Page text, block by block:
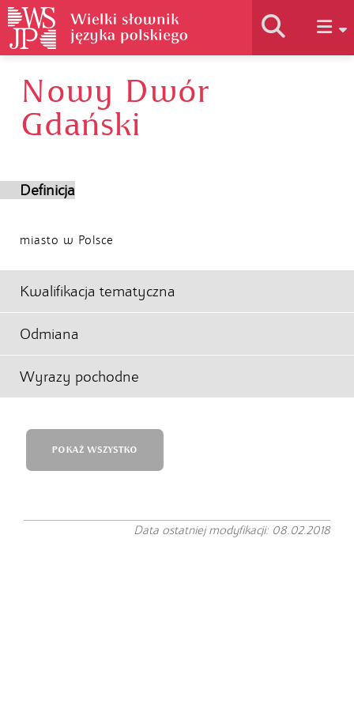
Historia słownika
Nowy Dwór
Gdański
Definicja
miasto w Polsce
Kwalifikacja tematyczna
Odmiana
Wyrazy pochodne
POKAŻ WSZYSTKO
Data ostatniej modyfikacji: 08.02.2018